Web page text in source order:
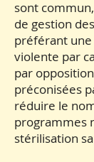
sont
de gestion
préférant une
violente par
par
préconisées
réduire le
programmes
stérilisation